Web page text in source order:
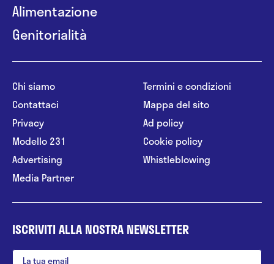
Alimentazione
Genitorialità
Chi siamo
Contattaci
Privacy
Modello 231
Advertising
Media Partner
Termini e condizioni
Mappa del sito
Ad policy
Cookie policy
Whistleblowing
ISCRIVITI ALLA NOSTRA NEWSLETTER